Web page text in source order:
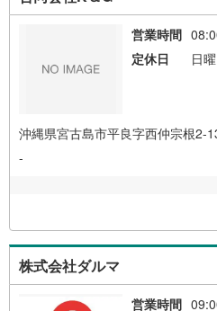
営業時間
定休日
日
沖縄県宮古島市平良字西仲宗根2-
-
株式会社ダルマ
営業時間